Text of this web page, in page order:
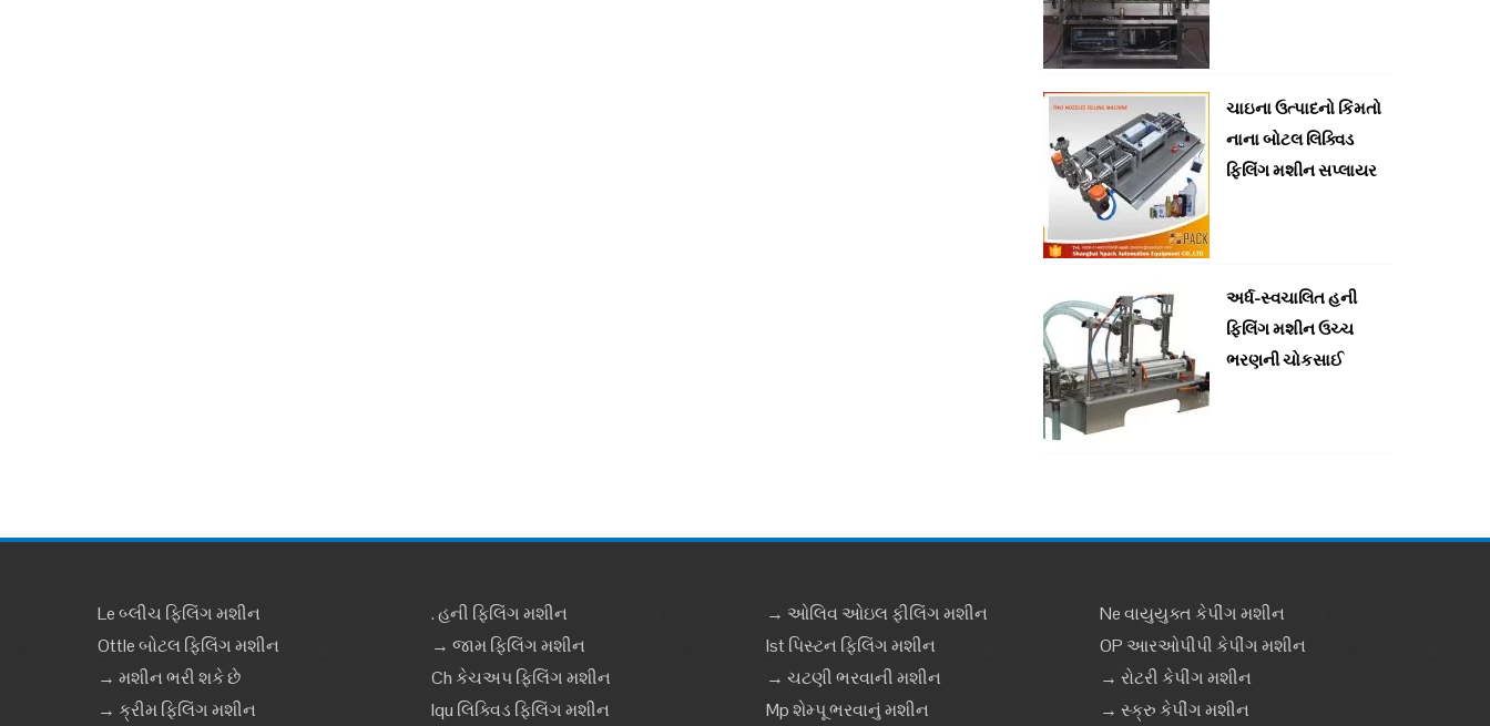
ચાઇના ઉત્પાદનો કિંમતો
નાના બોટલ લિક્વિડ
ફિલિંગ મશીન સપ્લાયર
અર્ધ-સ્વચાલિત હની
ફિલિંગ મશીન ઉચ્ચ
ભરણની ચોકસાઈ
Le બ્લીચ ફિલિંગ મશીન
Ottle બોટલ ફિલિંગ મશીન
→ મશીન ભરી શકે છે
→ ક્રીમ ફિલિંગ મશીન
. હની ફિલિંગ મશીન
→ જામ ફિલિંગ મશીન
Ch કેચઅપ ફિલિંગ મશીન
Iqu લિક્વિડ ફિલિંગ મશીન
→ ઓલિવ ઓઇલ ફીલિંગ મશીન
Ist પિસ્ટન ફિલિંગ મશીન
→ ચટણી ભરવાની મશીન
Mp શેમ્પૂ ભરવાનું મશીન
Ne વાયુયુક્ત કેપીંગ મશીન
OP આરઓપીપી કેપીંગ મશીન
→ રોટરી કેપીંગ મશીન
→ સ્ક્રુ કેપીંગ મશીન